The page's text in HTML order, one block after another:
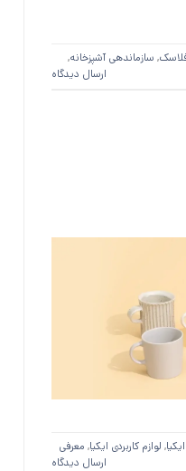
, سازماندهی آشپزخانه,
ارسال دیدگاه
, لوازم کاربردی ایکیا, معرفی
ارسال دیدگاه